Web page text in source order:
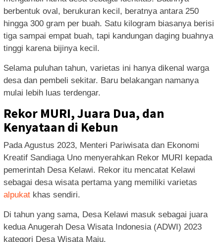
berbentuk oval, berukuran kecil, beratnya antara 250
hingga 300 gram per buah. Satu kilogram biasanya berisi
tiga sampai empat buah, tapi kandungan daging buahnya
tinggi karena bijinya kecil.
Selama puluhan tahun, varietas ini hanya dikenal warga
desa dan pembeli sekitar. Baru belakangan namanya
mulai lebih luas terdengar.
Rekor MURI, Juara Dua, dan
Kenyataan di Kebun
Pada Agustus 2023, Menteri Pariwisata dan Ekonomi
Kreatif Sandiaga Uno menyerahkan Rekor MURI kepada
pemerintah Desa Kelawi. Rekor itu mencatat Kelawi
sebagai desa wisata pertama yang memiliki varietas
alpukat khas sendiri.
Di tahun yang sama, Desa Kelawi masuk sebagai juara
kedua Anugerah Desa Wisata Indonesia (ADWI) 2023
kategori Desa Wisata Maju.